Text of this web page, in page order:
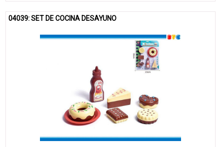
04039: SET DE COCINA DESAYUNO